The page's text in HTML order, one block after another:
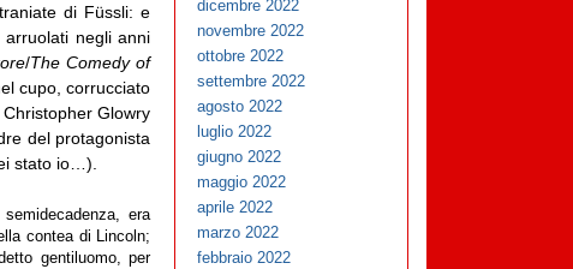
di Füssli: e
negli anni
/The Comedy of
cupo, corrucciato
Glowry
del protagonista
stato io…).
era
contea di Lincoln;
gentiluomo, per
dicembre 2022
novembre 2022
ottobre 2022
settembre 2022
agosto 2022
luglio 2022
giugno 2022
maggio 2022
aprile 2022
marzo 2022
febbraio 2022